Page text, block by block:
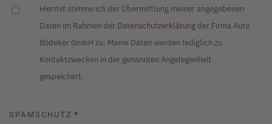
Hiermit stimme ich der Übermittlung meiner angegebenen
Daten im Rahmen der Datenschutzerklärung der Firma Auto
Bödeker GmbH zu. Meine Daten werden lediglich zu
Kontaktzwecken in der genannten Angelegenheit
gespeichert.
SPAMSCHUTZ *